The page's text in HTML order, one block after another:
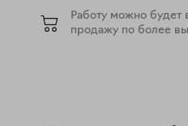
Работу можно будет
продажу по более